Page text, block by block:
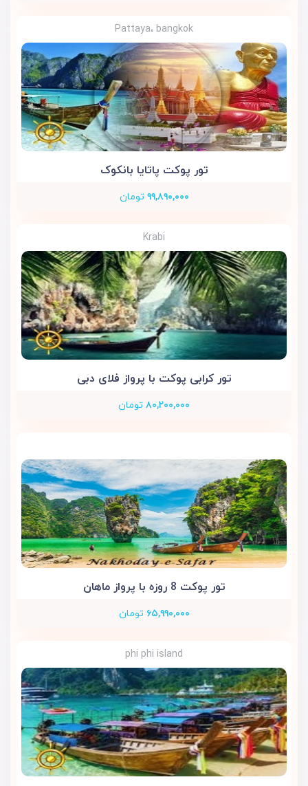
Pattaya، bangkok
تور پوکت پاتایا بانکوک
۹۹,۸۹۰,۰۰۰ تومان
Krabi
تور کرابی پوکت با پرواز فلای دبی
۸۰,۲۰۰,۰۰۰ تومان
تور پوکت 8 روزه با پرواز ماهان
۶۵,۹۹۰,۰۰۰ تومان
phi phi island